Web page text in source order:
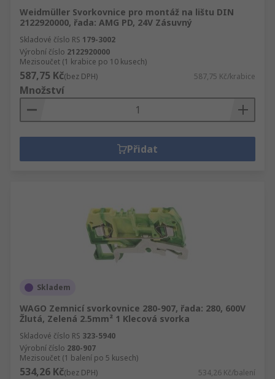
Weidmüller Svorkovnice pro montáž na lištu DIN
2122920000, řada: AMG PD, 24V Zásuvný
Skladové číslo RS 179-3002
Výrobní číslo 2122920000
Mezisoučet (1 krabice po 10 kusech)
587,75 Kč(bez DPH) 587,75 Kč/krabice
Množství
Přidat
Skladem
WAGO Zemnicí svorkovnice 280-907, řada: 280, 600V
Žlutá, Zelená 2.5mm² 1 Klecová svorka
Skladové číslo RS 323-5940
Výrobní číslo 280-907
Mezisoučet (1 balení po 5 kusech)
534,26 Kč(bez DPH) 534,26 Kč/balení